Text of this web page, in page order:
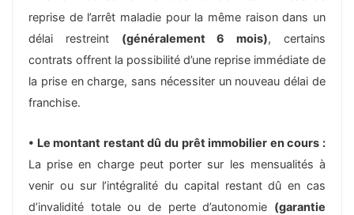
reprise de l’arrêt maladie pour la même raison dans un
délai restreint (généralement 6 mois), certains
contrats offrent la possibilité d’une reprise immédiate de
la prise en charge, sans nécessiter un nouveau délai de
franchise.
• Le montant restant dû du prêt immobilier en cours :
La prise en charge peut porter sur les mensualités à
venir ou sur l’intégralité du capital restant dû en cas
d’invalidité totale ou de perte d’autonomie (garantie